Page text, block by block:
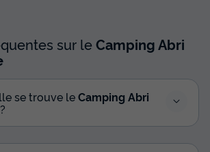
sur leCamping Abri
se trouve leCamping Abri
?